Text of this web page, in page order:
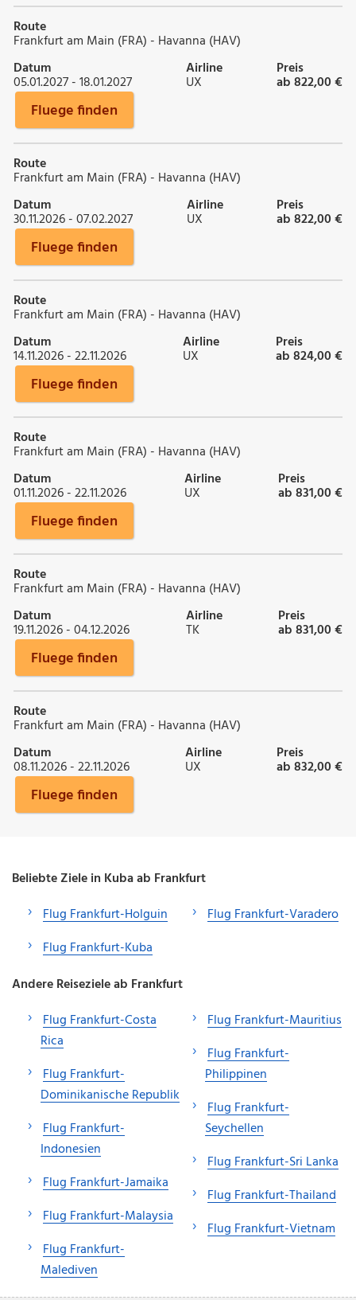
Route
Frankfurt am Main (FRA) - Havanna (HAV)
Datum
05.01.2027 - 18.01.2027
Airline
UX
Preis
ab 822,00 €
Fluege finden
Route
Frankfurt am Main (FRA) - Havanna (HAV)
Datum
30.11.2026 - 07.02.2027
Airline
UX
Preis
ab 822,00 €
Fluege finden
Route
Frankfurt am Main (FRA) - Havanna (HAV)
Datum
14.11.2026 - 22.11.2026
Airline
UX
Preis
ab 824,00 €
Fluege finden
Route
Frankfurt am Main (FRA) - Havanna (HAV)
Datum
01.11.2026 - 22.11.2026
Airline
UX
Preis
ab 831,00 €
Fluege finden
Route
Frankfurt am Main (FRA) - Havanna (HAV)
Datum
19.11.2026 - 04.12.2026
Airline
TK
Preis
ab 831,00 €
Fluege finden
Route
Frankfurt am Main (FRA) - Havanna (HAV)
Datum
08.11.2026 - 22.11.2026
Airline
UX
Preis
ab 832,00 €
Fluege finden
Beliebte Ziele in Kuba ab Frankfurt
Flug Frankfurt-Holguin
Flug Frankfurt-Kuba
Flug Frankfurt-Varadero
Andere Reiseziele ab Frankfurt
Flug Frankfurt-Costa
Rica
Flug Frankfurt-
Dominikanische Republik
Flug Frankfurt-
Indonesien
Flug Frankfurt-Jamaika
Flug Frankfurt-Malaysia
Flug Frankfurt-
Malediven
Flug Frankfurt-Mauritius
Flug Frankfurt-
Philippinen
Flug Frankfurt-
Seychellen
Flug Frankfurt-Sri Lanka
Flug Frankfurt-Thailand
Flug Frankfurt-Vietnam